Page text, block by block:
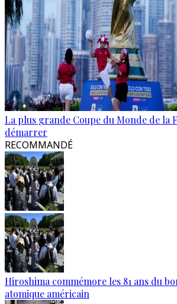
La plus grande Coupe du Monde de la
démarrer
RECOMMANDÉ
Hiroshima commémore les 81 ans du
atomique américain